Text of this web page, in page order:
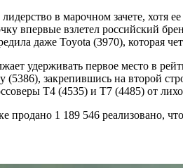
в марочном зачете,
впервые взлетел российский
даже Toyota (3970), которая
удерживать первое место в
(5386), закрепившись на второй
T4 (4535) и T7 (4485) от
продано 1 189 546 реализовано,